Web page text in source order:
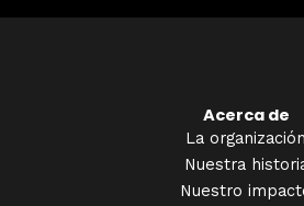
Acerca de
La organización
Nuestra
Nuestro